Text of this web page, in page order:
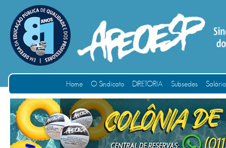
Home O Sindicato DIRETORIA Subsedes